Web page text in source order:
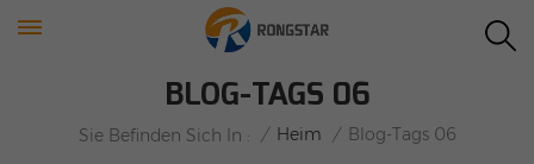
BLOG-TAGS 06
Sie Befinden Sich In : / Heim / Blog-Tags 06